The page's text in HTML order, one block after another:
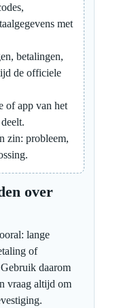
met
betalingen,
de officiele
of app van het
zin: probleem,
over
lange
of
daarom
vraag altijd om